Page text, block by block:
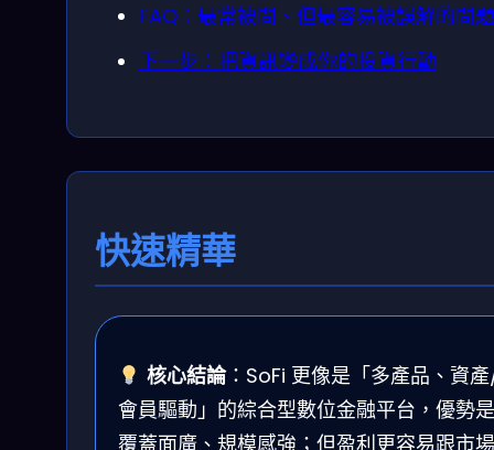
FAQ：最常被問、但最容易被誤解的問題
下一步：把資訊變成你的投資行動
快速精華
核心結論：SoFi 更像是「多產品、資
會員驅動」的綜合型數位金融平台，優勢是
覆蓋面廣、規模感強；但盈利更容易跟市場